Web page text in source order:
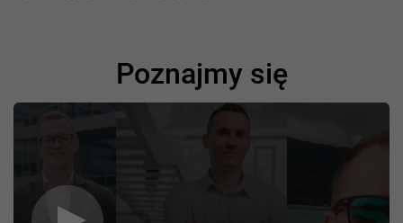
Poznajmy się